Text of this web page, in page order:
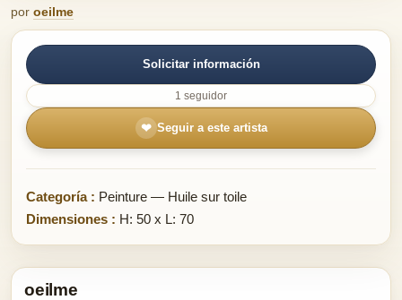
por oeilme
Solicitar información
1 seguidor
❤ Seguir a este artista
Categoría : Peinture — Huile sur toile
Dimensiones : H: 50 x L: 70
oeilme